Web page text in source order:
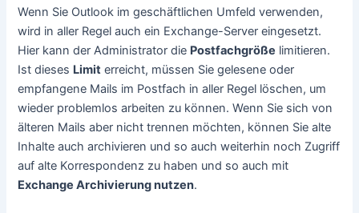
Wenn Sie Outlook im geschäftlichen Umfeld verwenden,
wird in aller Regel auch ein Exchange-Server eingesetzt.
Hier kann der Administrator die Postfachgröße limitieren.
Ist dieses Limit erreicht, müssen Sie gelesene oder
empfangene Mails im Postfach in aller Regel löschen, um
wieder problemlos arbeiten zu können. Wenn Sie sich von
älteren Mails aber nicht trennen möchten, können Sie alte
Inhalte auch archivieren und so auch weiterhin noch Zugriff
auf alte Korrespondenz zu haben und so auch mit
Exchange Archivierung nutzen.